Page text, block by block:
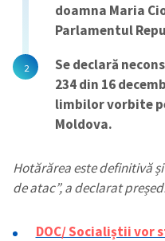
doamna Maria
Parlamentul
Se declară
234 din 16
limbilor vorbite
Moldova.
Hotărărea este definitivă
de atac”, a declarat
DOC/ Socialiștii vor